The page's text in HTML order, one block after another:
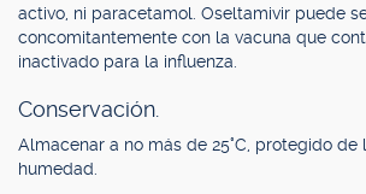
activo, ni paracetamol. Oseltamivir puede
concomitantemente con la vacuna que
inactivado para la influenza.
Conservación.
Almacenar a no más de 25°C, protegido de
humedad.